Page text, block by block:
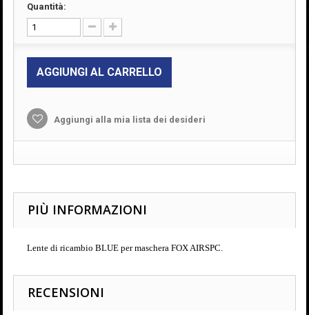
Quantità:
AGGIUNGI AL CARRELLO
Aggiungi alla mia lista dei desideri
PIÙ INFORMAZIONI
Lente di ricambio BLUE per maschera FOX AIRSPC.
RECENSIONI